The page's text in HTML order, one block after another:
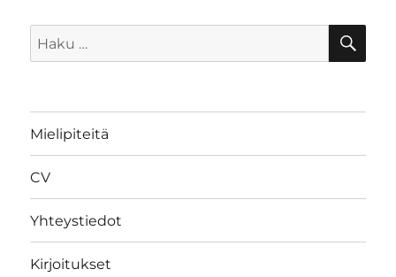
Etsi:
Mielipiteitä
CV
Yhteystiedot
Kirjoitukset